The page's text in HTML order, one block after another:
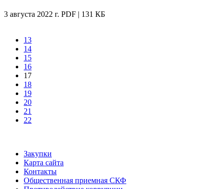
3 августа 2022 г. PDF | 131 КБ
13
14
15
16
17
18
19
20
21
22
Закупки
Карта сайта
Контакты
Общественная приемная СКФ